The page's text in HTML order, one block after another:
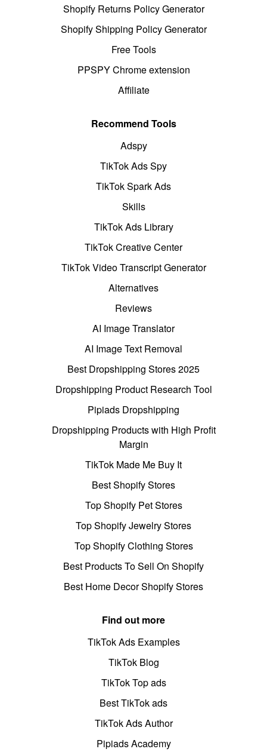
Shopify Returns Policy Generator
Shopify Shipping Policy Generator
Free Tools
PPSPY Chrome extension
Affiliate
Recommend Tools
Adspy
TikTok Ads Spy
TikTok Spark Ads
Skills
TikTok Ads Library
TikTok Creative Center
TikTok Video Transcript Generator
Alternatives
Reviews
AI Image Translator
AI Image Text Removal
Best Dropshipping Stores 2025
Dropshipping Product Research Tool
Pipiads Dropshipping
Dropshipping Products with High Profit
Margin
TikTok Made Me Buy It
Best Shopify Stores
Top Shopify Pet Stores
Top Shopify Jewelry Stores
Top Shopify Clothing Stores
Best Products To Sell On Shopify
Best Home Decor Shopify Stores
Find out more
TikTok Ads Examples
TikTok Blog
TikTok Top ads
Best TikTok ads
TikTok Ads Author
Pipiads Academy